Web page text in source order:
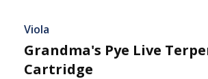
Viola
Grandma's Pye Live
Cartridge